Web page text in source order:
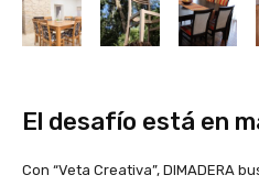
El desafío está en
Con “Veta Creativa”, DIMADERA